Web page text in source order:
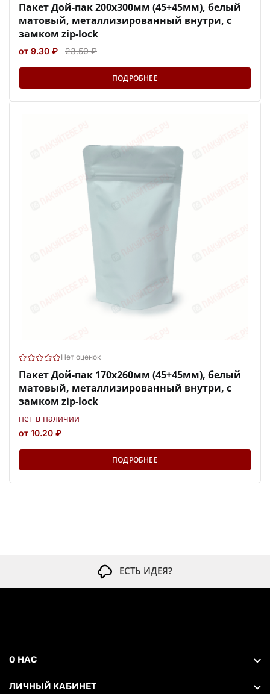
Пакет Дой-пак 200х300мм (45+45мм), белый
матовый, металлизированный внутри, с
замком zip-lock
от 9.30 ₽ 23.50 ₽
ПОДРОБНЕЕ
Нет оценок
Пакет Дой-пак 170х260мм (45+45мм), белый
матовый, металлизированный внутри, с
замком zip-lock
нет в наличии
от 10.20 ₽
ПОДРОБНЕЕ
ЕСТЬ ИДЕЯ?
О НАС
ЛИЧНЫЙ КАБИНЕТ